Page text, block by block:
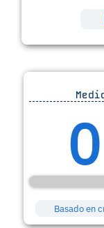
0
Basado en